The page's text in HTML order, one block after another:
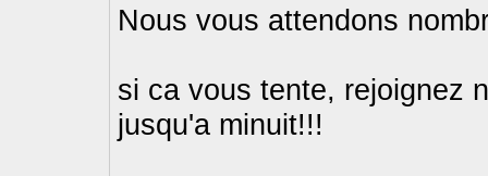
Nous vous attendons
si ca vous tente, rejoignez
jusqu'a minuit!!!